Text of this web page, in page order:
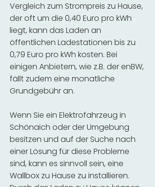
Vergleich zum Strompreis zu Hause,
der oft um die 0,40 Euro pro kWh
liegt, kann das Laden an
öffentlichen Ladestationen bis zu
0,79 Euro pro kWh kosten. Bei
einigen Anbietern, wie z.B. der enBW,
fällt zudem eine monatliche
Grundgebühr an.
Wenn Sie ein Elektrofahrzeug in
Schönaich oder der Umgebung
besitzen und auf der Suche nach
einer Lösung für diese Probleme
sind, kann es sinnvoll sein, eine
Wallbox zu Hause zu installieren.